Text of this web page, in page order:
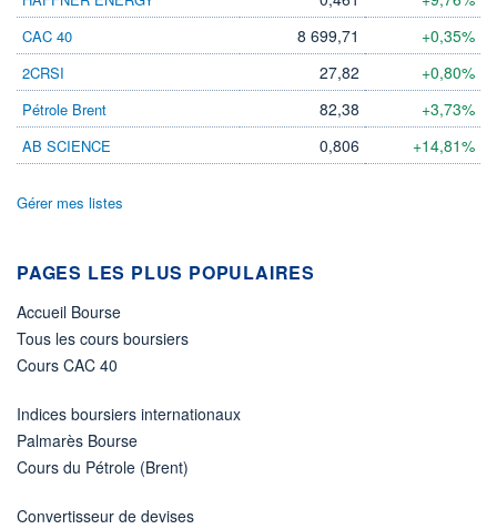
0,00 CHF DIVIDENDE
-
ÉLIGIBILITÉ
Non éligible
Boursobank
CAC 40 8 699,71 +0,35%
2CRSI 27,82 +0,80%
Pétrole Brent 82,38 +3,73%
AB SCIENCE 0,806 +14,81%
Gérer mes listes
PAGES LES PLUS POPULAIRES
Accueil Bourse
Tous les cours boursiers
Cours CAC 40
Indices boursiers internationaux
Palmarès Bourse
Cours du Pétrole (Brent)
Convertisseur de devises